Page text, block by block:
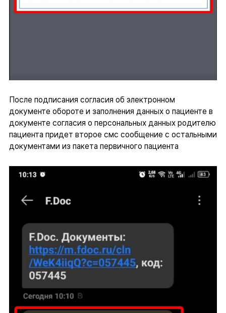
После подписания согласия об электронном
документе обороте и заполнения данных о пациенте в
документе согласия о персональных данных родителю
пациента придет второе смс сообщение с остальными
документами из пакета первичного пациента